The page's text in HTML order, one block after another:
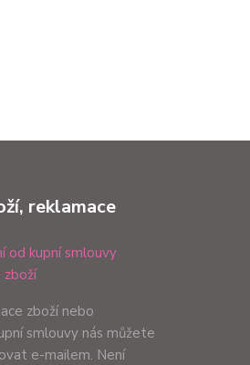
reklamace
od kupní smlouvy
zboží
zboží nebo
smlouvy nás můžete
e-mailem. Není